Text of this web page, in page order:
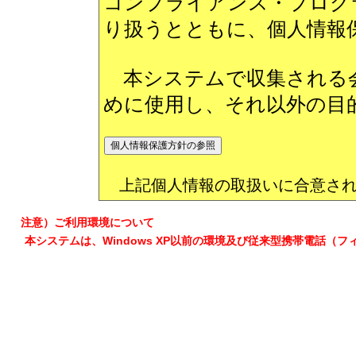
り扱うとともに、個人情
本システムで収集される
めに使用し、それ以外の目
上記個人情報の取扱いに合意さ
注意）ご利用環境について
本システムは、Windows XP以前の環境及び従来型携帯電話（フ